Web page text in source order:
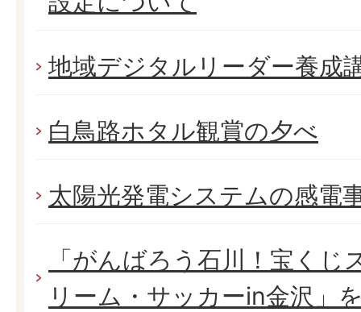
地域デジタルリーダー養成
白鳥路ホタル観賞の夕べ
太陽光発電システムの感電
「がんばろう石川！宝くじ
リーム・サッカーin金沢」